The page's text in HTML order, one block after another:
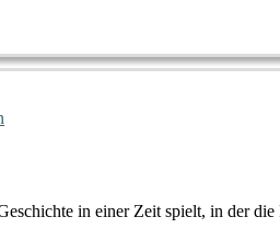
in einer Zeit spielt, in der